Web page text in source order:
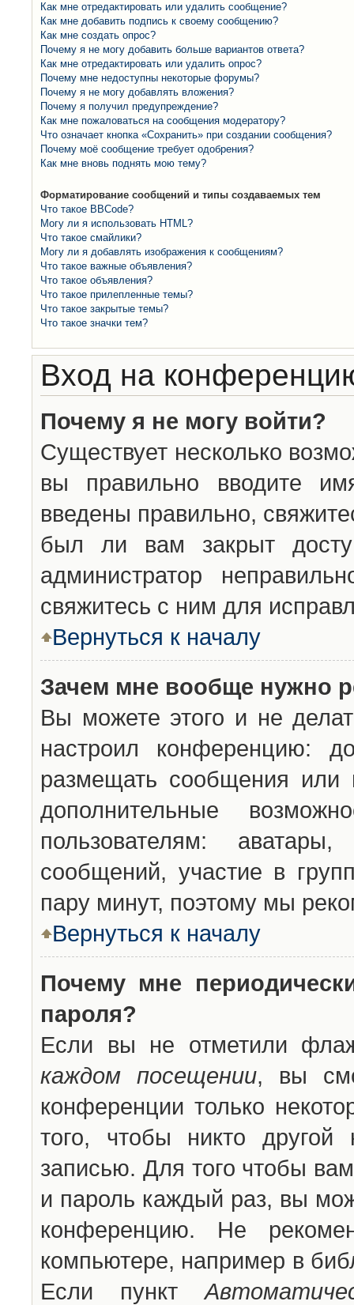
Как мне отредактировать или удалить сообщение?
Как мне добавить подпись к своему сообщению?
Как мне создать опрос?
Почему я не могу добавить больше вариантов ответа?
Как мне отредактировать или удалить опрос?
Почему мне недоступны некоторые форумы?
Почему я не могу добавлять вложения?
Почему я получил предупреждение?
Как мне пожаловаться на сообщения модератору?
Что означает кнопка «Сохранить» при создании сообщения?
Почему моё сообщение требует одобрения?
Как мне вновь поднять мою тему?
Форматирование сообщений и типы создаваемых тем
Что такое BBCode?
Могу ли я использовать HTML?
Что такое смайлики?
Могу ли я добавлять изображения к сообщениям?
Что такое важные объявления?
Что такое объявления?
Что такое прилепленные темы?
Что такое закрытые темы?
Что такое значки тем?
Вход на
Почему я не могу войти?
Существует несколько
вы правильно вводите
введены правильно,
был ли вам закрыт
администратор
свяжитесь с ним для
Вернуться к началу
Зачем мне вообще нужно
Вы можете этого и не
настроил конференцию:
размещать сообщения или
дополнительные
пользователям:
сообщений, участие в
пару минут, поэтому мы
Вернуться к началу
Почему мне
пароля?
Если вы не отметили
каждом посещении, вы
конференции только
того, чтобы никто другой
записью. Для того чтобы
и пароль каждый раз, вы
конференцию. Не
компьютере, например в
Если пункт